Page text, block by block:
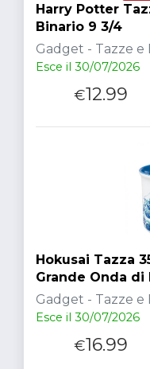
Harry Potter
Binario 9 3/4
Gadget - Tazze e
Esce il 30/07/2026
€12.99
Hokusai Tazza
Grande Onda di
Gadget - Tazze e
Esce il 30/07/2026
€16.99